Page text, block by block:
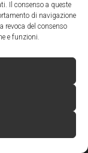
Il consenso a queste
di navigazione
revoca del consenso
e funzioni.